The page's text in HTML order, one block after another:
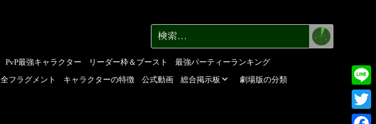
PvP最強キャラクター リーダー枠＆ブースト
最強パーティーランキング
全フラグメント キャラクターの特徴 公式動画 総合掲示板
劇場版の分類
Line
検
索:
検
索